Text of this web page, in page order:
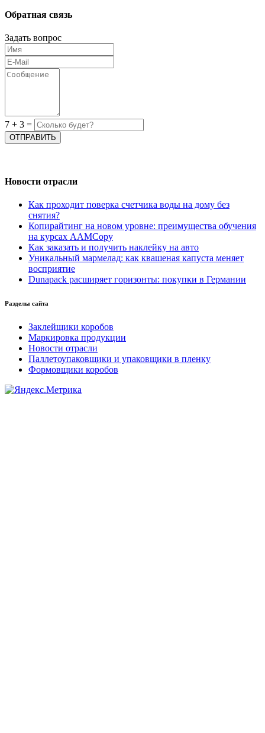
Обратная связь
Задать вопрос
7 + 3 =
Новости отрасли
Как проходит поверка счетчика воды на дому без
снятия?
Копирайтинг на новом уровне: преимущества обучения
на курсах AAMCopy
Как заказать и получить наклейку на авто
Уникальный мармелад: как квашеная капуста меняет
восприятие
Dunapack расширяет горизонты: покупки в Германии
Разделы сайта
Заклейщики коробов
Маркировка продукции
Новости отрасли
Паллетоупаковщики и упаковщики в пленку
Формовщики коробов